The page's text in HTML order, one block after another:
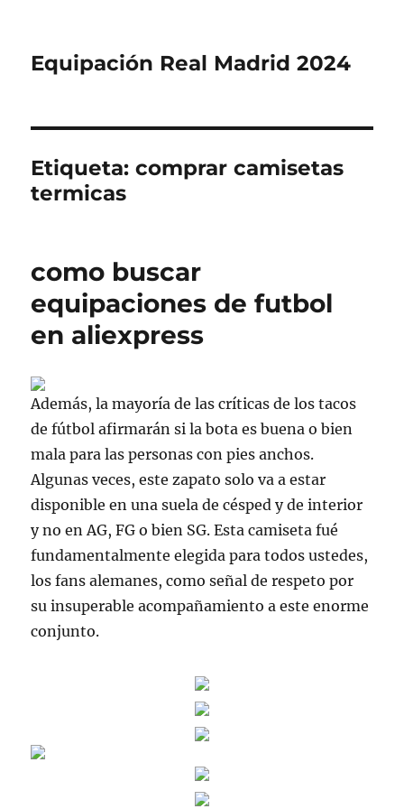
Equipación Real Madrid 2024
Etiqueta:comprar camisetas
termicas
como buscar
equipaciones de futbol
en aliexpress
Además, la mayoría de las críticas de los tacos
de fútbol afirmarán si la bota es buena o bien
mala para las personas con pies anchos.
Algunas veces, este zapato solo va a estar
disponible en una suela de césped y de interior
y no en AG, FG o bien SG. Esta camiseta fué
fundamentalmente elegida para todos ustedes,
los fans alemanes, como señal de respeto por
su insuperable acompañamiento a este enorme
conjunto.